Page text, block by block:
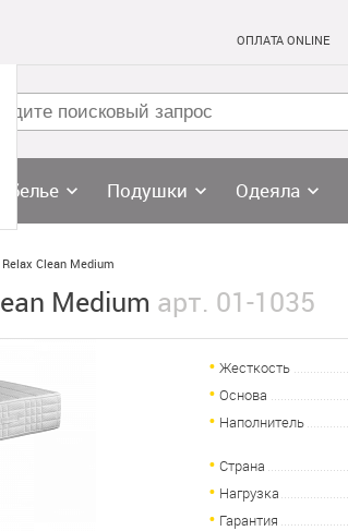
ОПЛАТА ONLINE
белье Подушки Одеяла
Clean Medium
Medium арт. 01-1035
Жесткость
Основа
Наполнитель
Страна
Нагрузка
Гарантия